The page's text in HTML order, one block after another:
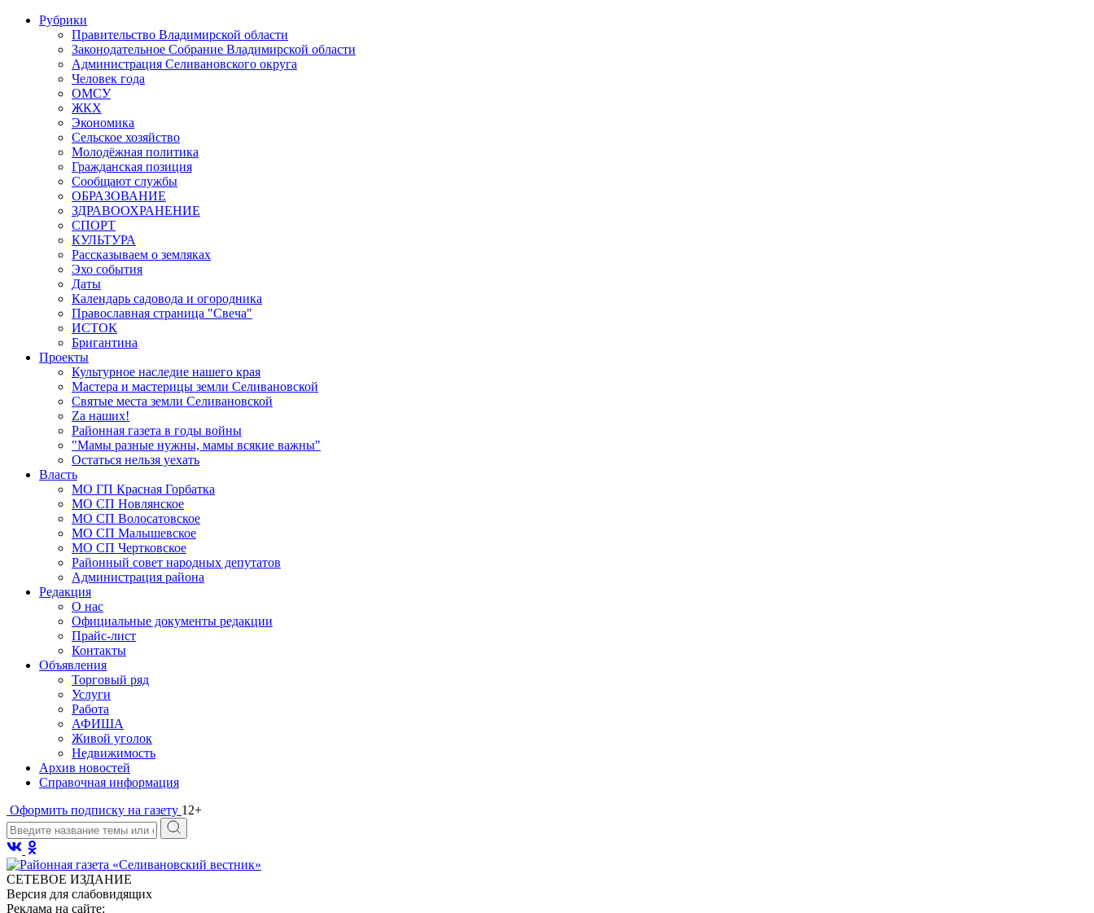
Рубрики
Правительство Владимирской области
Законодательное Собрание Владимирской области
Администрация Селивановского округа
Человек года
ОМСУ
ЖКХ
Экономика
Сельское хозяйство
Молодёжная политика
Гражданская позиция
Сообщают службы
ОБРАЗОВАНИЕ
ЗДРАВООХРАНЕНИЕ
СПОРТ
КУЛЬТУРА
Рассказываем о земляках
Эхо события
Даты
Календарь садовода и огородника
Православная страница "Свеча"
ИСТОК
Бригантина
Проекты
Культурное наследие нашего края
Мастера и мастерицы земли Селивановской
Святые места земли Селивановской
Zа наших!
Районная газета в годы войны
"Мамы разные нужны, мамы всякие важны"
Остаться нельзя уехать
Власть
МО ГП Красная Горбатка
МО СП Новлянское
МО СП Волосатовское
МО СП Малышевское
МО СП Чертковское
Районный совет народных депутатов
Администрация района
Редакция
О нас
Официальные документы редакции
Прайс-лист
Контакты
Объявления
Торговый ряд
Услуги
Работа
АФИША
Живой уголок
Недвижимость
Архив новостей
Справочная информация
Оформить подписку на газету 12+
СЕТЕВОЕ ИЗДАНИЕ
Версия для слабовидящих
Реклама на сайте: